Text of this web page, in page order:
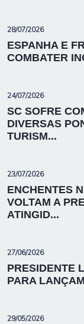
28/07/2026
ESPANHA E
COMBATER
24/07/2026
SC SOFRE
DIVERSAS
TURISM...
23/07/2026
ENCHENTES
VOLTAM A
ATINGID...
27/06/2026
PRESIDENTE
PARA
29/05/2026